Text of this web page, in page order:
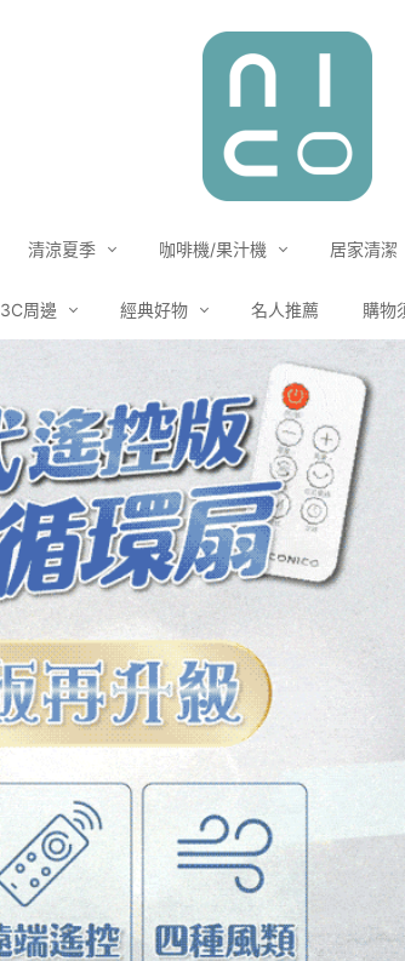
清涼夏季 咖啡機/果汁機 居家清潔
3C周邊 經典好物 名人推薦 購物